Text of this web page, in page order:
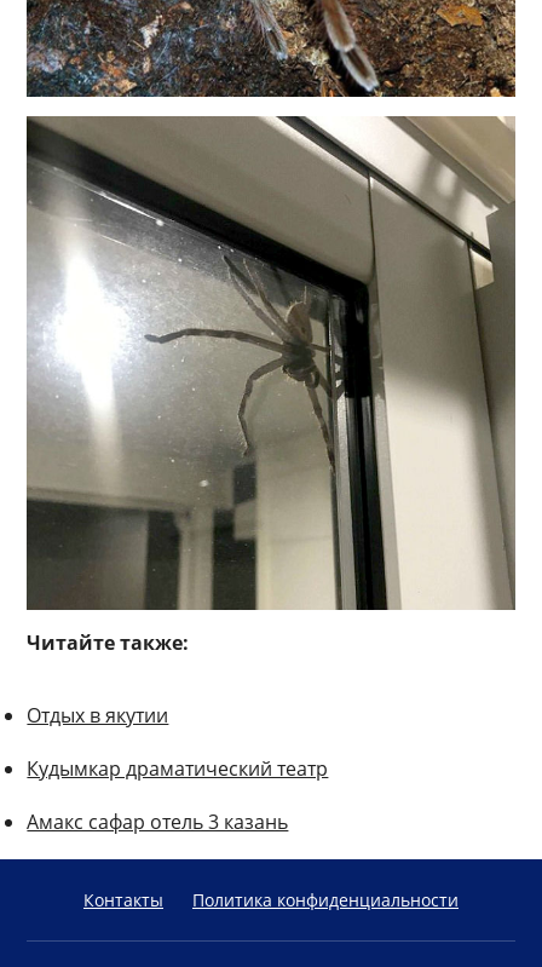
Читайте также:
Отдых в якутии
Кудымкар драматический театр
Амакс сафар отель 3 казань
Контакты Политика конфиденциальности